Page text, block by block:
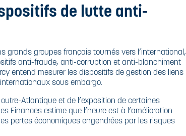
de lutte anti-
groupes français tournés vers l’international,
anti-fraude, anti-corruption et anti-blanchiment
entend mesurer les dispositifs de gestion des liens
sous embargo.
Atlantique et de l’exposition de certaines
Finances estime que l’heure est à l’amélioration
pertes économiques engendrées par les risques